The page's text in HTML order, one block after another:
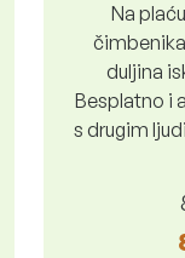
Na
duljina
Besplatno i
s drugim